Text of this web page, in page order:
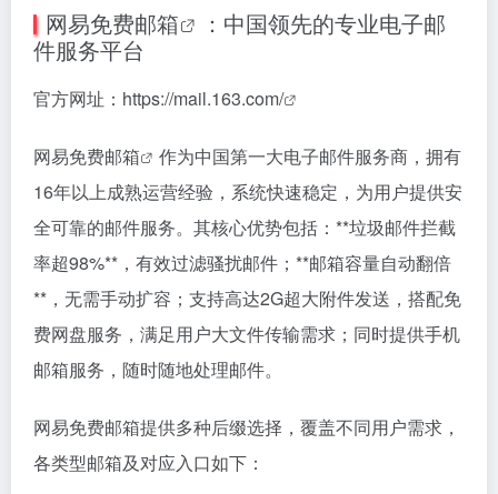
网易免费邮箱
：中国领先的专业电子邮
件服务平台
官方网址： https://mail.163.com/
网易免费邮箱
作为中国第一大电子邮件服务商，拥有
16年以上成熟运营经验，系统快速稳定，为用户提供安
全可靠的邮件服务。其核心优势包括：**垃圾邮件拦截
率超98%**，有效过滤骚扰邮件；**邮箱容量自动翻倍
**，无需手动扩容；支持高达2G超大附件发送，搭配免
费网盘服务，满足用户大文件传输需求；同时提供手机
邮箱服务，随时随地处理邮件。
网易免费邮箱提供多种后缀选择，覆盖不同用户需求，
各类型邮箱及对应入口如下：